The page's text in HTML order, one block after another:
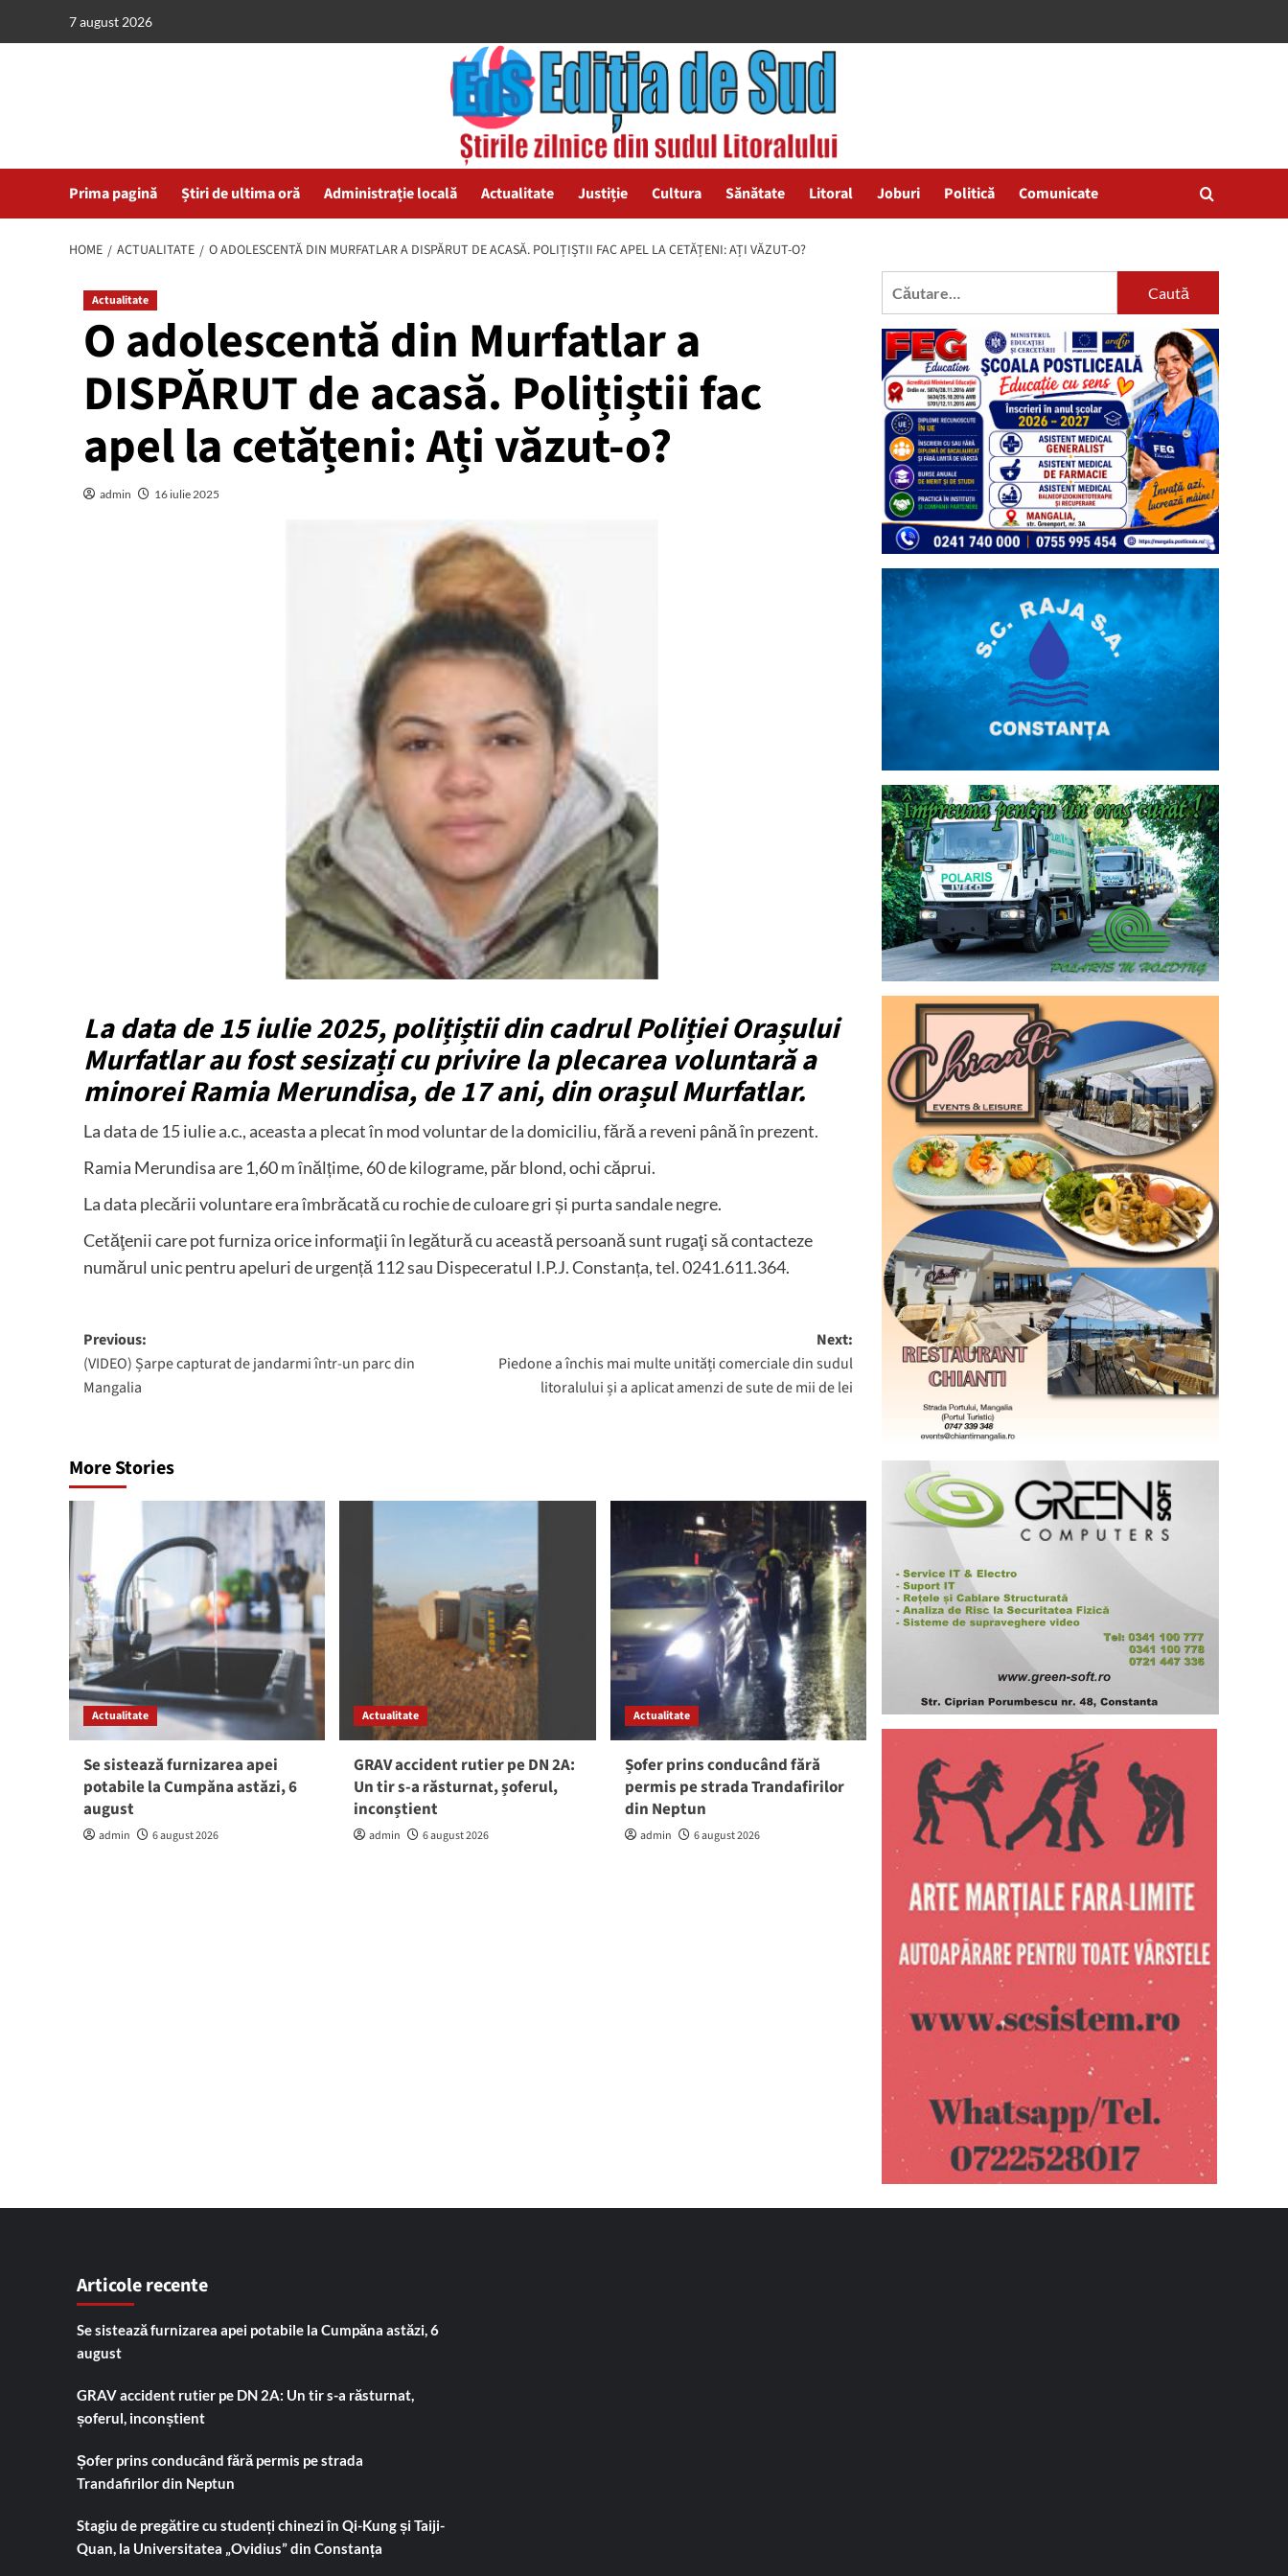
7 august 2026
Prima pagină Știri de ultima oră Administrație locală Actualitate Justiție Cultura Sănătate Litoral Joburi Politică Comunicate
HOME ACTUALITATE O ADOLESCENTĂ DIN MURFATLAR A DISPĂRUT DE ACASĂ. POLIȚIȘTII FAC APEL LA CETĂȚENI: AȚI VĂZUT-O?
Actualitate
O adolescentă din Murfatlar a
DISPĂRUT de acasă. Polițiștii fac
apel la cetățeni: Ați văzut-o?
admin 16 iulie 2025
La data de 15 iulie 2025, polițiștii din cadrul Poliției Orașului
Murfatlar au fost sesizați cu privire la plecarea voluntară a
minorei Ramia Merundisa, de 17 ani, din orașul Murfatlar.
La data de 15 iulie a.c., aceasta a plecat în mod voluntar de la domiciliu, fără a reveni până în prezent.
Ramia Merundisa are 1,60 m înălțime, 60 de kilograme, păr blond, ochi căprui.
La data plecării voluntare era îmbrăcată cu rochie de culoare gri și purta sandale negre.
Cetăţenii care pot furniza orice informaţii în legătură cu această persoană sunt rugaţi să contacteze
numărul unic pentru apeluri de urgență 112 sau Dispeceratul I.P.J. Constanța, tel. 0241.611.364.
Post
navigation
Previous:
(VIDEO) Șarpe capturat de jandarmi într-un parc din
Mangalia
Next:
Piedone a închis mai multe unități comerciale din sudul
litoralului și a aplicat amenzi de sute de mii de lei
More Stories
Actualitate
Se sistează furnizarea apei
potabile la Cumpăna astăzi, 6
august
admin 6 august 2026
Actualitate
GRAV accident rutier pe DN 2A:
Un tir s-a răsturnat, șoferul,
inconștient
admin 6 august 2026
Actualitate
Șofer prins conducând fără
permis pe strada Trandafirilor
din Neptun
admin 6 august 2026
Caută
Articole recente
Se sistează furnizarea apei potabile la Cumpăna astăzi, 6
august
GRAV accident rutier pe DN 2A: Un tir s-a răsturnat,
șoferul, inconștient
Șofer prins conducând fără permis pe strada
Trandafirilor din Neptun
Stagiu de pregătire cu studenți chinezi în Qi-Kung și Taiji-
Quan, la Universitatea „Ovidius” din Constanța